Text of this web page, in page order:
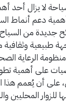
لا يزال أحد
دعم أنماط
من السياح،
طبيعية وثقافية
الرعاية
على أهمية
على أن يُعمم
للزوار المحليين